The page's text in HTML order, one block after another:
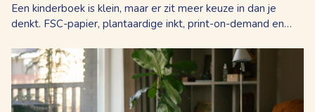
Een kinderboek is klein, maar er zit meer keuze in dan je
denkt. FSC-papier, plantaardige inkt, print-on-demand en
auteurs.